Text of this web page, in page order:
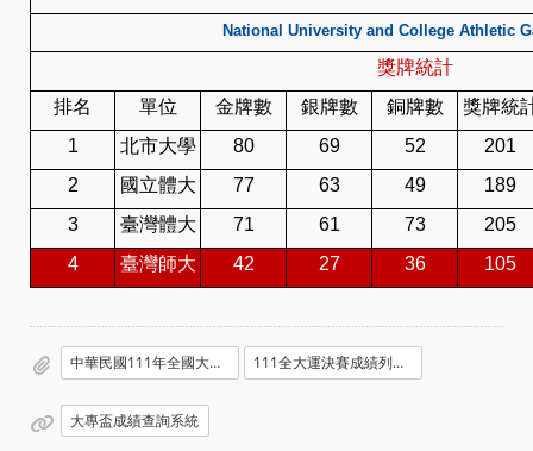
National University and College Athletic
獎牌統計
排名
單位 金牌數 銀牌數 銅牌數
獎牌統
1
北市大學 80 69 52
201
2
國立體大 77 63 49
189
3
臺灣體大 71 61 73
205
4
臺灣師大 42 27 36 105
中華民國111年全國大專校院運動會_決賽成績_臺灣師大_20220602154404.xls 111全大運決賽成績列表.pdf
大專盃成績查詢系統